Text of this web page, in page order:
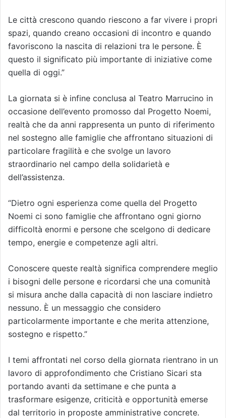
Le città crescono quando riescono a far vivere i propri
spazi, quando creano occasioni di incontro e quando
favoriscono la nascita di relazioni tra le persone. È
questo il significato più importante di iniziative come
quella di oggi.”
La giornata si è infine conclusa al Teatro Marrucino in
occasione dell’evento promosso dal Progetto Noemi,
realtà che da anni rappresenta un punto di riferimento
nel sostegno alle famiglie che affrontano situazioni di
particolare fragilità e che svolge un lavoro
straordinario nel campo della solidarietà e
dell’assistenza.
“Dietro ogni esperienza come quella del Progetto
Noemi ci sono famiglie che affrontano ogni giorno
difficoltà enormi e persone che scelgono di dedicare
tempo, energie e competenze agli altri.
Conoscere queste realtà significa comprendere meglio
i bisogni delle persone e ricordarsi che una comunità
si misura anche dalla capacità di non lasciare indietro
nessuno. È un messaggio che considero
particolarmente importante e che merita attenzione,
sostegno e rispetto.”
I temi affrontati nel corso della giornata rientrano in un
lavoro di approfondimento che Cristiano Sicari sta
portando avanti da settimane e che punta a
trasformare esigenze, criticità e opportunità emerse
dal territorio in proposte amministrative concrete.